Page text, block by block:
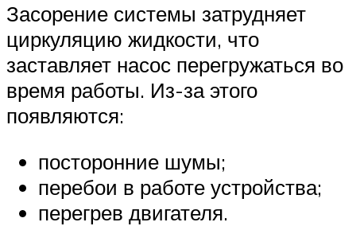
Засорение системы затрудняет
циркуляцию жидкости, что
заставляет насос перегружаться во
время работы. Из-за этого
появляются:
посторонние шумы;
перебои в работе устройства;
перегрев двигателя.